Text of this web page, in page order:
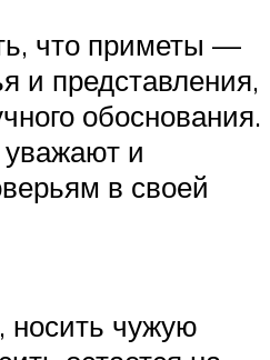
что приметы —
и представления,
обоснования.
и
в своей
чужую